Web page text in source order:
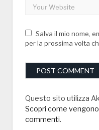
Salva il mio nome,
per la prossima volta
Questo sito utilizza
Scopri come
commenti.